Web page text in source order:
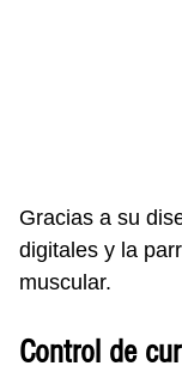
Gracias a su
digitales y la
muscular.
Control de